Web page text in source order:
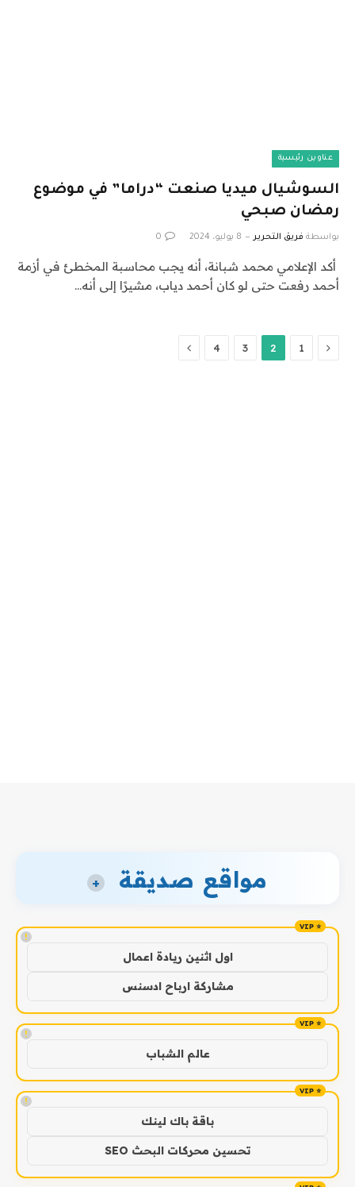
عناوين رئيسية
السوشيال ميديا صنعت “دراما” في موضوع
رمضان صبحي
بواسطة فريق التحرير 8 يوليو، 2024 0
أكد الإعلامي محمد شبانة، أنه يجب محاسبة المخطئ في أزمة
أحمد رفعت حتى لو كان أحمد دياب، مشيرًا إلى أنه…
السابق
1
2
3
4 التالي
مواقع صديقة +
!
اول اثنين ريادة اعمال
مشاركة ارباح ادسنس
!
عالم الشباب
!
باقة باك لينك
تحسين محركات البحث SEO